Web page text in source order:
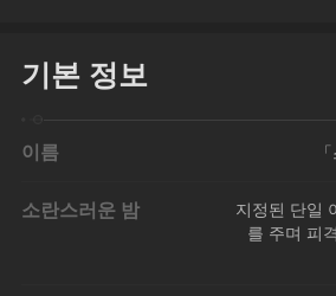
기본 정보
이름
소란스러운 밤
지정된 단일
를 주며 피